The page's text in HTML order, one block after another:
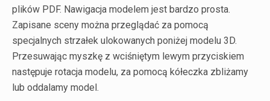
plików PDF. Nawigacja modelem jest bardzo prosta.
Zapisane sceny można przeglądać za pomocą
specjalnych strzałek ulokowanych poniżej modelu 3D.
Przesuwając myszkę z wciśniętym lewym przyciskiem
następuje rotacja modelu, za pomocą kółeczka zbliżamy
lub oddalamy model.